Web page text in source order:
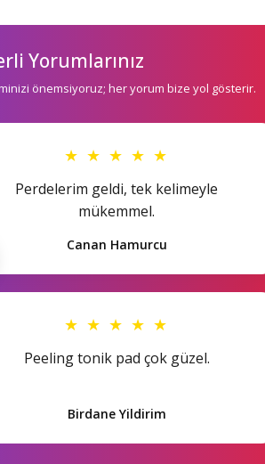
Yorumlarınız
önemsiyoruz; her yorum bize yol gösterir.
★ ★ ★ ★ ★
Perdelerim geldi, tek kelimeyle
mükemmel.
Canan Hamurcu
★ ★ ★ ★ ★
Peeling tonik pad çok güzel.
Birdane Yildirim